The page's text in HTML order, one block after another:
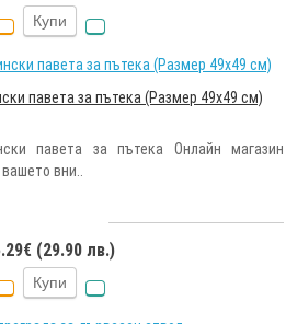
Купи
павета за пътека (Размер 49х49 см)
павета за пътека Онлайн магазин
вни..
(29.90 лв.)
Купи